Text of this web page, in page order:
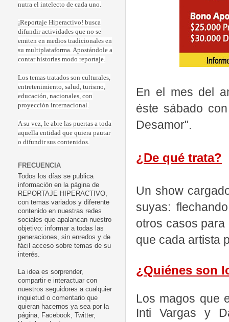
En el mes del
éste sábado
Desamor".
¿De qué trata?
Un show
suyas:
otros casos para
que cada artista
¿Quiénes son
Los magos que
Inti Vargas y
nutra el intelecto de cada uno.
¡Reportaje Hiperactivo! busca
difundir actividades que no se
emiten en medios tradicionales en
su multiplataforma. Apostándole a
contar historias modo reportaje.
Los temas tratados son culturales,
entretenimiento, salud, turismo,
educación, nacionales, con
proyección internacional.
A su vez, le abre las puertas a toda
aquella entidad que quiera pautar
o difundir sus contenidos.
FRECUENCIA
Todos los días se publica
información en la página de
REPORTAJE HIPERACTIVO,
con temas variados y diferente
contenido en nuestras redes
sociales que apalancan nuestro
objetivo: informar a todas las
generaciones, sin enredos y de
fácil acceso sobre temas de su
interés.
La idea es sorprender,
compartir e interactuar con
nuestros seguidores a cualquier
inquietud o comentario que
quieran hacernos ya sea por la
página, Facebook, Twitter,